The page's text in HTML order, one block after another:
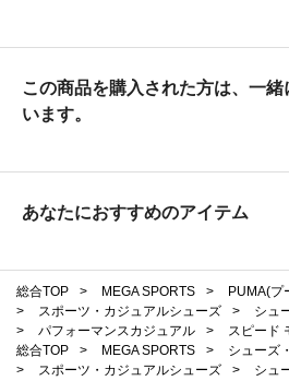
この商品を購入された方は、一
います。
あなたにおすすめのアイテム
総合TOP > MEGA SPORTS >
PUMA(プ
>
スポーツ・カジュアルシューズ >
シュ
>
パフォーマンスカジュアル >
スピード
総合TOP
> MEGA SPORTS >
シューズ
>
スポーツ・カジュアルシューズ >
シュ